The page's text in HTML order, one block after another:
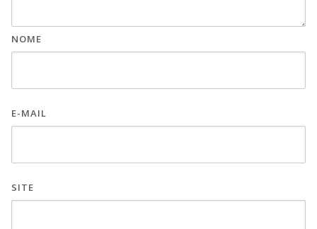
NOME
E-MAIL
SITE